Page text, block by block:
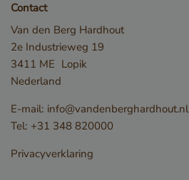
Contact
Van den Berg Hardhout
2e Industrieweg 19
3411 ME Lopik
Nederland
E-mail: info@vandenberghardhout.nl
Tel: +31 348 820000
Privacyverklaring_GRECAPTCHA